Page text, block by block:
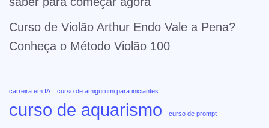
Curso de Violão Arthur Endo Vale a Pena?
Conheça o Método Violão 100
carreira em IA curso de amigurumi para iniciantes
curso de aquarismo curso de prompt